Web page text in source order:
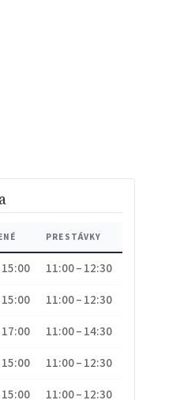
PRESTÁVKY
11:00 – 12:30
11:00 – 12:30
11:00 – 14:30
11:00 – 12:30
11:00 – 12:30